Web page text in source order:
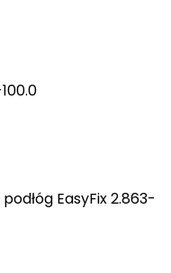
EasyFix 2.863-